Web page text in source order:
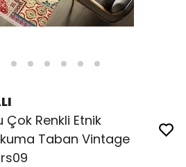
Çok Renkli Etnik
Taban Vintage